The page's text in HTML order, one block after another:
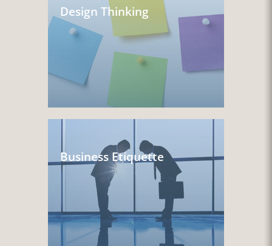
Design Thinking
Business Etiquette